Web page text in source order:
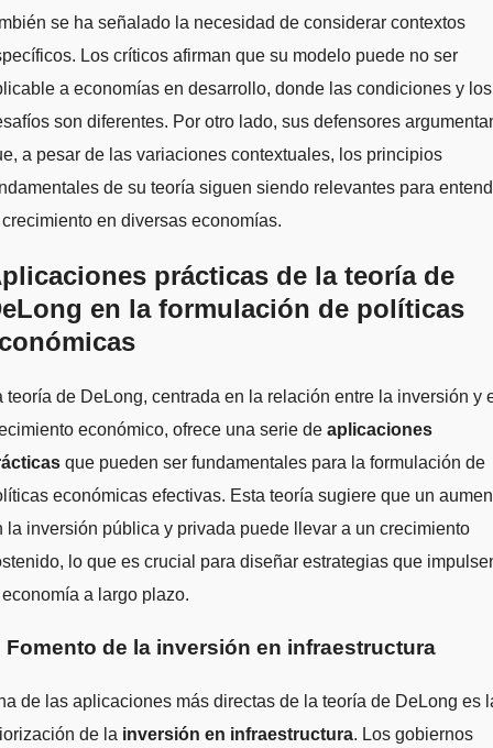
se ha señalado la necesidad de considerar contextos
Los críticos afirman que su modelo puede no ser
a economías en desarrollo, donde las condiciones y los
son diferentes. Por otro lado, sus defensores
a pesar de las variaciones contextuales, los principios
de su teoría siguen siendo relevantes para
en diversas economías.
prácticas de la teoría de
en la formulación de políticas
teoría de DeLong, centrada en la relación entre la inversión y
económico, ofrece una serie de aplicaciones
que pueden ser fundamentales para la formulación de
económicas efectivas. Esta teoría sugiere que un
la inversión pública y privada puede llevar a un crecimiento
lo que es crucial para diseñar estrategias que
a largo plazo.
Fomento de la inversión en infraestructura
de las aplicaciones más directas de la teoría de DeLong es
de la inversión en infraestructura. Los gobiernos